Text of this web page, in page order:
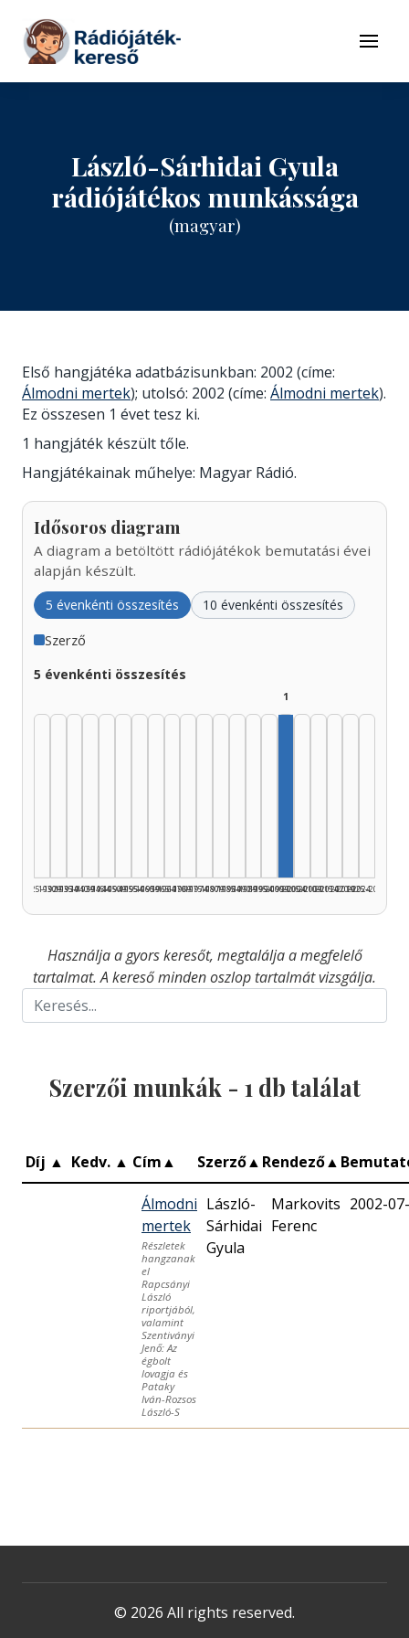
Tovább a tartalomhoz
Menü
László-Sárhidai Gyula
rádiójátékos munkássága
(magyar)
Első hangjátéka adatbázisunkban: 2002 (címe:
Álmodni mertek); utolsó: 2002 (címe: Álmodni mertek).
Ez összesen 1 évet tesz ki.
1 hangjáték készült tőle.
Hangjátékainak műhelye: Magyar Rádió.
Idősoros diagram
A diagram a betöltött rádiójátékok bemutatási évei
alapján készült.
5 évenkénti összesítés 10 évenkénti összesítés
Szerző
5 évenkénti összesítés
1925–1929
1930–1934
1935–1939
1940–1944
1945–1949
1950–1954
1955–1959
1960–1964
1965–1969
1970–1974
1975–1979
1980–1984
1985–1989
1990–1994
1995–1999
1
2000–2004
2005–2009
2010–2014
2015–2019
2020–2024
2025–2026
Használja a gyors keresőt, megtalálja a megfelelő
tartalmat. A kereső minden oszlop tartalmát vizsgálja.
Szerzői munkák - 1 db találat
Díj ▲ Kedv. ▲ Cím▲ Szerző▲ Rendező▲
Álmodni
mertek
Részletek
hangzanak
el
Rapcsányi
László
riportjából,
valamint
Szentiványi
Jenő: Az
égbolt
lovagja és
Pataky
Iván-Rozsos
László-S
László-
Sárhidai
Gyula
Markovits
Ferenc
2002-
© 2026 All rights reserved.